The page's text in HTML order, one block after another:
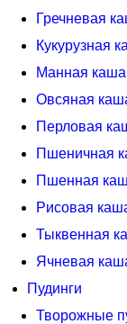
Гречневая
Кукурузная
Манная каша
Овсяная
Перловая
Пшеничная
Пшенная
Рисовая
Тыквенная
Ячневая
Пудинги
Творожные